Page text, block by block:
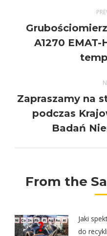
navigation
A1270
Zapraszamy na
podczas
Badań
From the
Jaki
do